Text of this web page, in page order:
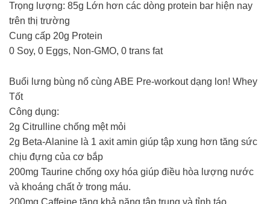
Trọng lượng: 85g Lớn hơn các dòng protein bar hiện nay
trên thị trường
Cung cấp 20g Protein
0 Soy, 0 Eggs, Non-GMO, 0 trans fat
Buổi lưng bùng nổ cùng ABE Pre-workout dạng lon! Whey
Tốt
Công dụng:
2g Citrulline chống mệt mỏi
2g Beta-Alanine là 1 axit amin giúp tập xung hơn tăng sức
chịu đựng của cơ bắp
200mg Taurine chống oxy hóa giúp điều hòa lượng nước
và khoáng chất ở trong máu.
200mg Caffeine tăng khả năng tập trung và tỉnh táo